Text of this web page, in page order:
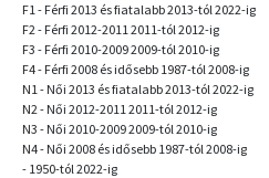
F1 - Férfi 2013 és fiatalabb 2013-tól 2022-ig
F2 - Férfi 2012-2011 2011-tól 2012-ig
F3 - Férfi 2010-2009 2009-tól 2010-ig
F4 - Férfi 2008 és idősebb 1987-tól 2008-ig
N1 - Női 2013 és fiatalabb 2013-tól 2022-ig
N2 - Női 2012-2011 2011-tól 2012-ig
N3 - Női 2010-2009 2009-tól 2010-ig
N4 - Női 2008 és idősebb 1987-tól 2008-ig
- 1950-tól 2022-ig